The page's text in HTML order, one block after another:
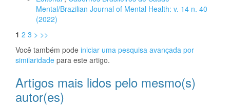
Mental/Brazilian Journal of Mental Health: v. 14 n. 40
(2022)
1 2 3 > >>
Você também pode iniciar uma pesquisa avançada por
similaridade para este artigo.
Artigos mais lidos pelo mesmo(s)
autor(es)